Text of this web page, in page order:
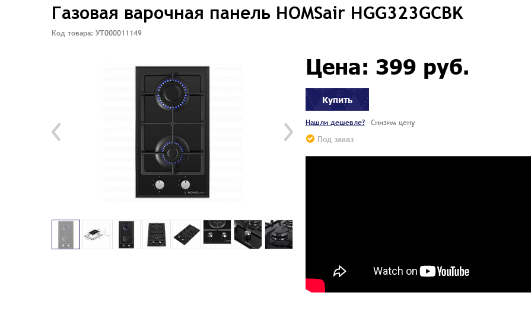
Газовая варочная панель HOMSair HGG323GCBK
Код товара: УТ000011149
Цена: 399 руб.
Купить
Нашли дешевле? Снизим цену
Под заказ